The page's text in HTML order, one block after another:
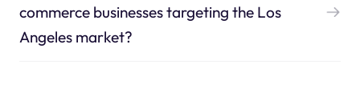
commerce businesses targeting the Los
Angeles market?